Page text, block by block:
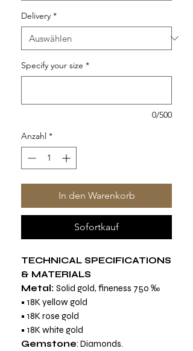
Delivery *
Specify your size *
0/500
Anzahl *
In den Warenkorb
Sofortkauf
TECHNICAL SPECIFICATIONS
& MATERIALS
Metal: Solid gold, fineness 750 ‰
• 18K yellow gold
• 18K rose gold
• 18K white gold
Gemstone: Diamonds.